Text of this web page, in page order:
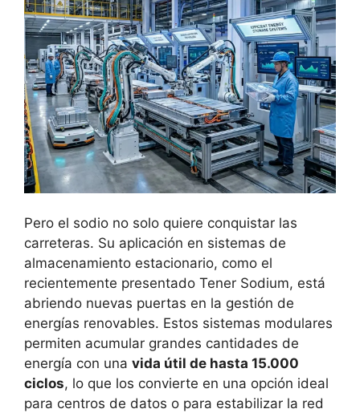
Pero el sodio no solo quiere conquistar las
carreteras. Su aplicación en sistemas de
almacenamiento estacionario, como el
recientemente presentado Tener Sodium, está
abriendo nuevas puertas en la gestión de
energías renovables. Estos sistemas modulares
permiten acumular grandes cantidades de
energía con una vida útil de hasta 15.000
ciclos, lo que los convierte en una opción ideal
para centros de datos o para estabilizar la red